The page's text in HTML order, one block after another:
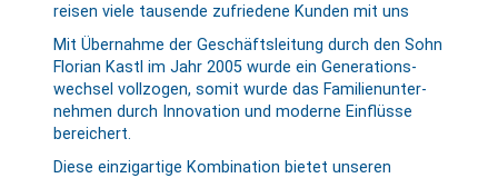
reisen viele tausende zufriedene Kunden mit uns
Mit Übernahme der Geschäfts­leitung durch den Sohn
Florian Kastl im Jahr 2005 wurde ein Generations­
wechsel vollzogen, somit wurde das Familien­unter­
nehmen durch Innovation und moderne Einflüsse
bereichert.
Diese einzig­artige Kombination bietet unseren